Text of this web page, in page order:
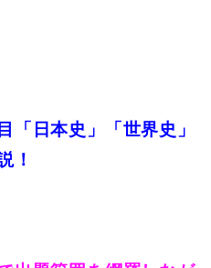
「日本史」「世界史」
！